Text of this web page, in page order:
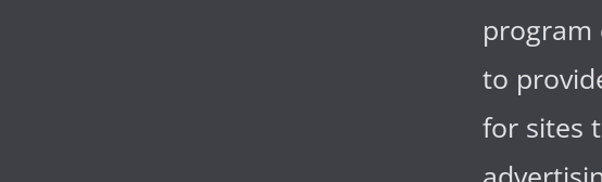
program
to
for sites